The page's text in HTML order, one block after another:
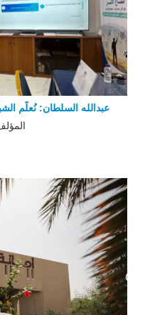
عبدالله السلطان: نُعلّم